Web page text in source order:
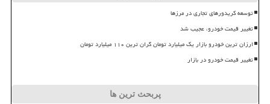
توسعه کریدورهای تجاری در مرزها
تغییر قیمت خودرو، عجیب شد
ارزان ترین خودرو بازار یک میلیارد تومان گران ترین ۱۱۰ میلیارد تومان
تغییر قیمت خودرو در بازار
پربحث ترین ها